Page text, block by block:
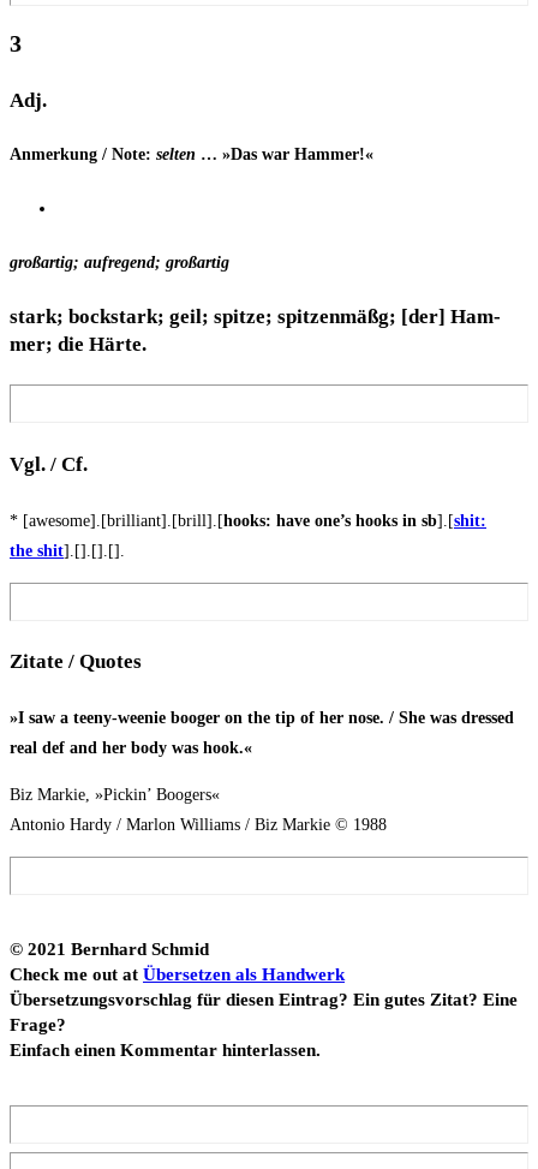
3
Adj.
Anmer­kung / Note: sel­ten … »Das war Hammer!«
groß­ar­tig; auf­re­gend; großartig
stark; bock­stark; geil; spit­ze; spit­zen­mäßg; [der] Ham­
mer; die Härte.
Vgl. / Cf.
* [awesome].[brilliant].[brill].[hooks: have one’s hooks in sb].[shit:
the shit].[].[].[].
Zita­te / Quotes
»I saw a tee­ny-wee­nie boo­ger on the tip of her nose. / She was dres­sed
real def and her body was hook.«
Biz Mar­kie, »Pickin’ Boo­gers«
Anto­nio Har­dy / Mar­lon Wil­liams / Biz Mar­kie © 1988
© 2021 Bern­hard Schmid
Check me out at Über­set­zen als Hand­werk
Über­set­zungs­vor­schlag für die­sen Ein­trag? Ein gutes Zitat? Eine
Fra­ge?
Ein­fach einen Kom­men­tar hinterlassen.